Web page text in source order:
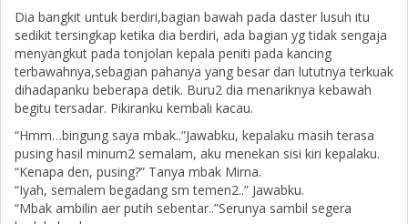
Dia bangkit untuk berdiri,bagian bawah pada daster lusuh itu
sedikit tersingkap ketika dia berdiri, ada bagian yg tidak sengaja
menyangkut pada tonjolan kepala peniti pada kancing
terbawahnya,sebagian pahanya yang besar dan lututnya terkuak
dihadapanku beberapa detik. Buru2 dia menariknya kebawah
begitu tersadar. Pikiranku kembali kacau.
“Hmm…bingung saya mbak..”Jawabku, kepalaku masih terasa
pusing hasil minum2 semalam, aku menekan sisi kiri kepalaku.
“Kenapa den, pusing?” Tanya mbak Mirna.
“Iyah, semalem begadang sm temen2..” Jawabku.
“Mbak ambilin aer putih sebentar..”Serunya sambil segera